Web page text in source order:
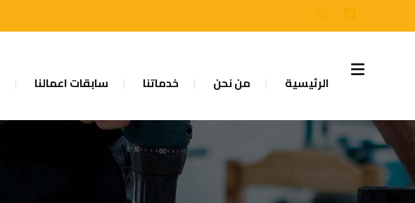
الرئيسية من نحن خدماتنا سابقات اعمالنا